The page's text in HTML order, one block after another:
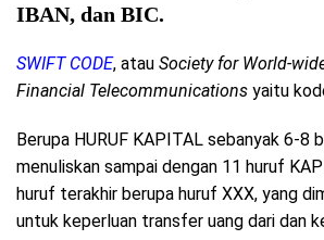
IBAN, dan BIC.
SWIFT CODE, atau Society for World-
Financial Telecommunications yaitu
Berupa HURUF KAPITAL sebanyak 6-8
menuliskan sampai dengan 11 huruf
huruf terakhir berupa huruf XXX, yang
untuk keperluan transfer uang dari dan